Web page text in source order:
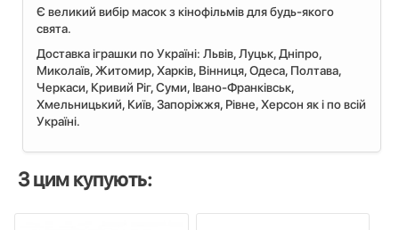
Є великий вибір масок з кінофільмів для будь-якого
свята.
Доставка іграшки по Україні: Львiв, Луцьк, Дніпро,
Миколаїв, Житомир, Харків, Вінниця, Одеса, Полтава,
Черкаси, Кривий Ріг, Суми, Івано-Франківськ,
Хмельницький, Київ, Запоріжжя, Рівне, Херсон як і по всій
Україні.
З цим купують: